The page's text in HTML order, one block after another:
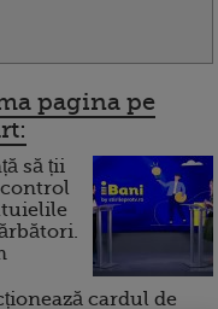
pagina pe
să ții
cardul de